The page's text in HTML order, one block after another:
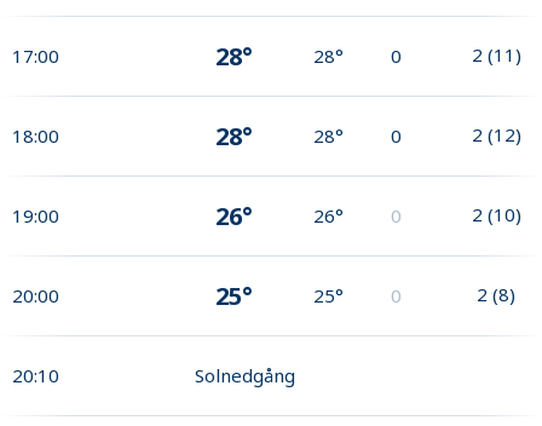
17:00 28° 28° 0 2 (11)
18:00 28° 28° 0 2 (12)
19:00 26° 26° 0 2 (10)
20:00 25° 25° 0 2 (8)
20:10 Solnedgång